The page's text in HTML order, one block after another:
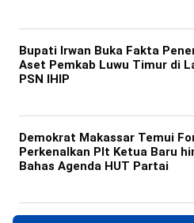
Bupati Irwan Buka Fakta
Aset Pemkab Luwu Timur di
PSN IHIP
Demokrat Makassar Temui
Perkenalkan Plt Ketua Baru
Bahas Agenda HUT Partai